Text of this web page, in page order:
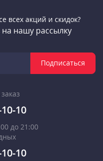
всех акций и скидок?
нашу рассылку
Подписаться
10
до 21:00
10